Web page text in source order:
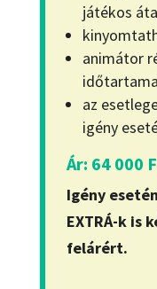
játékos
animátor
az
igény
Ár: 64 000
Igény
EXTRÁ-k is
felárért.